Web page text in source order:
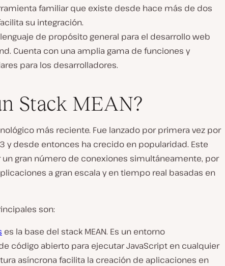
familiar que existe desde hace más de dos
su integración.
de propósito general para el desarrollo web
Cuenta con una amplia gama de funciones y
para los desarrolladores.
Stack MEAN?
más reciente. Fue lanzado por primera vez por
y desde entonces ha crecido en popularidad. Este
gran número de conexiones simultáneamente, por
a gran escala y en tiempo real basadas en
son:
es la base del stack MEAN. Es un entorno
código abierto para ejecutar JavaScript en cualquier
asíncrona facilita la creación de aplicaciones en